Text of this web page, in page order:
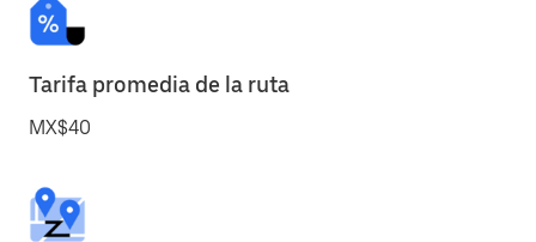
Tarifa promedia de la ruta
MX$40